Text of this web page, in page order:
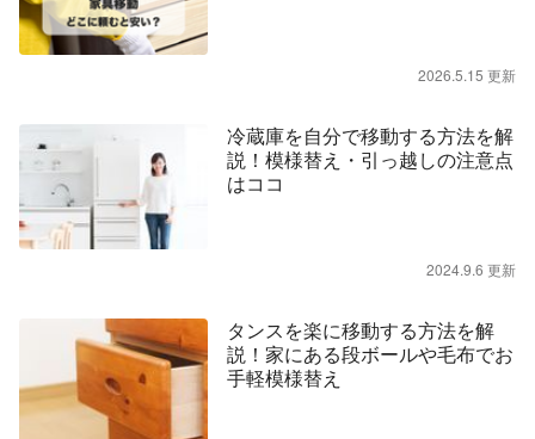
2026.5.15 更新
冷蔵庫を自分で移動する方法を解
説！模様替え・引っ越しの注意点
はココ
2024.9.6 更新
タンスを楽に移動する方法を解
説！家にある段ボールや毛布でお
手軽模様替え